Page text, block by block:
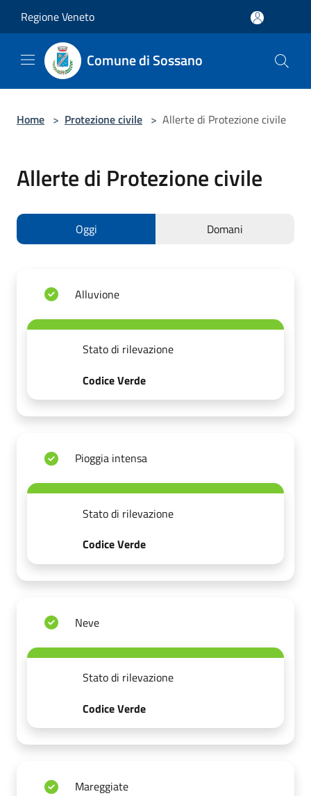
Regione Veneto
Comune di Sossano
Home > Protezione civile > Allerte di Protezione civile
Allerte di Protezione civile
Oggi Domani
Alluvione
Stato di rilevazione
Codice Verde
Pioggia intensa
Stato di rilevazione
Codice Verde
Neve
Stato di rilevazione
Codice Verde
Mareggiate